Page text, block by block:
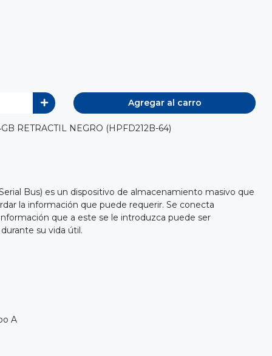
Agregar al carro
RETRACTIL NEGRO (HPFD212B-64)
Bus) es un dispositivo de almacenamiento masivo que
la información que puede requerir. Se conecta
que a este se le introduzca puede ser
su vida útil.
A